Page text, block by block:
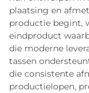
plaatsing en
productie begint,
eindproduct
die moderne
tassen
die consistente
productielopen,